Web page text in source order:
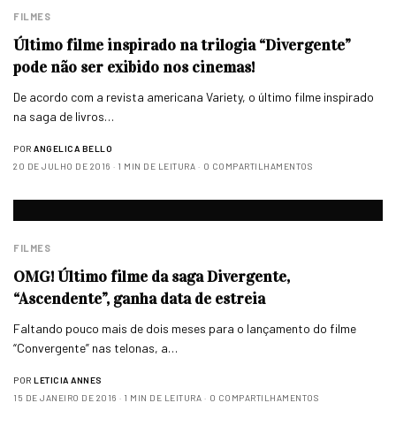
FILMES
Último filme inspirado na trilogia “Divergente”
pode não ser exibido nos cinemas!
De acordo com a revista americana Variety, o último filme inspirado
na saga de livros…
POR ANGELICA BELLO
20 DE JULHO DE 2016
1 MIN DE LEITURA 0 COMPARTILHAMENTOS
FILMES
OMG! Último filme da saga Divergente,
“Ascendente”, ganha data de estreia
Faltando pouco mais de dois meses para o lançamento do filme
“Convergente” nas telonas, a…
POR LETICIA ANNES
15 DE JANEIRO DE 2016
1 MIN DE LEITURA 0 COMPARTILHAMENTOS